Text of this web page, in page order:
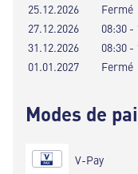
25.12.2026
Fermé
27.12.2026
08:30 -
31.12.2026
08:30 -
01.01.2027
Fermé
Modes de
V-Pay